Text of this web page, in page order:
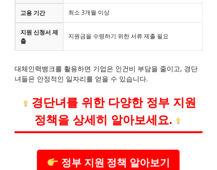
고용 기간 최소 3개월 이상
지원 신청서 제
출
지원금을 수령하기 위한 서류 제출 필요
대체인력뱅크를 활용하면 기업은 인건비 부담을 줄이고, 경단
녀들은 안정적인 일자리를 얻을 수 있습니다.
경단녀를 위한 다양한 정부 지원
정책을 상세히 알아보세요.
정부 지원 정책 알아보기